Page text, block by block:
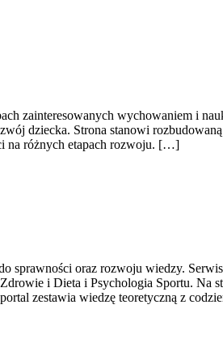
zainteresowanych wychowaniem i
dziecka. Strona stanowi
na różnych etapach rozwoju. […]
sprawności oraz rozwoju wiedzy.
i Dieta i Psychologia Sportu. Na
zestawia wiedzę teoretyczną z